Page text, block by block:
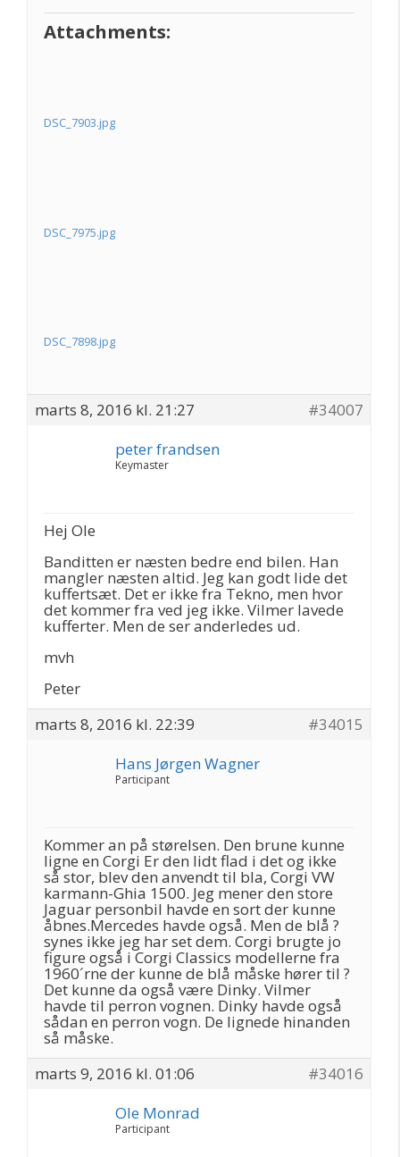
Attachments:
DSC_7903.jpg
DSC_7975.jpg
DSC_7898.jpg
marts 8, 2016 kl. 21:27
#34007
peter frandsen
Keymaster
Hej Ole
Banditten er næsten bedre end bilen. Han
mangler næsten altid. Jeg kan godt lide det
kuffertsæt. Det er ikke fra Tekno, men hvor
det kommer fra ved jeg ikke. Vilmer lavede
kufferter. Men de ser anderledes ud.
mvh
Peter
marts 8, 2016 kl. 22:39
#34015
Hans Jørgen Wagner
Participant
Kommer an på størelsen. Den brune kunne
ligne en Corgi Er den lidt flad i det og ikke
så stor, blev den anvendt til bla, Corgi VW
karmann-Ghia 1500. Jeg mener den store
Jaguar personbil havde en sort der kunne
åbnes.Mercedes havde også. Men de blå ?
synes ikke jeg har set dem. Corgi brugte jo
figure også i Corgi Classics modellerne fra
1960´rne der kunne de blå måske hører til ?
Det kunne da også være Dinky. Vilmer
havde til perron vognen. Dinky havde også
sådan en perron vogn. De lignede hinanden
så måske.
marts 9, 2016 kl. 01:06
#34016
Ole Monrad
Participant